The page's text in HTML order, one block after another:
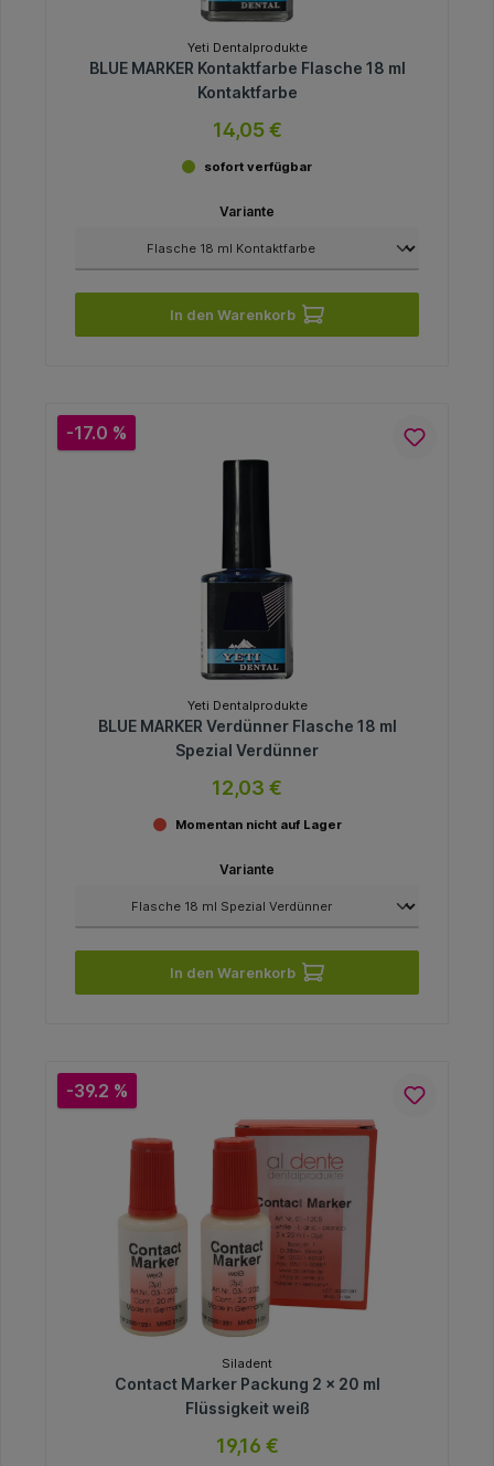
Yeti Dentalprodukte
BLUE MARKER Kontaktfarbe Flasche 18 ml
Kontaktfarbe
14,05 €
sofort verfügbar
Variante
In den Warenkorb
-17.0 %
Yeti Dentalprodukte
BLUE MARKER Verdünner Flasche 18 ml
Spezial Verdünner
12,03 €
Momentan nicht auf Lager
Variante
In den Warenkorb
-39.2 %
Siladent
Contact Marker Packung 2 x 20 ml
Flüssigkeit weiß
19,16 €